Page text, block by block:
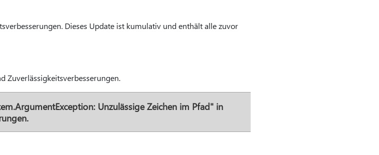
Dieses Update ist kumulativ und enthält alle zuvor
Zuverlässigkeitsverbesserungen.
Unzulässige Zeichen im Pfad" in